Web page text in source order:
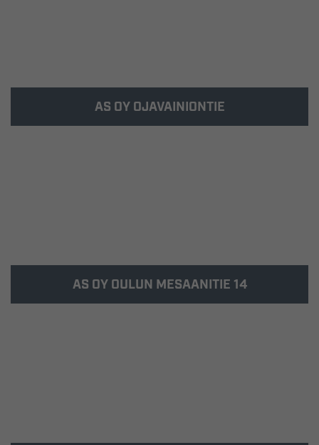
AS OY OJAVAINIONTIE
AS OY OULUN MESAANITIE 14